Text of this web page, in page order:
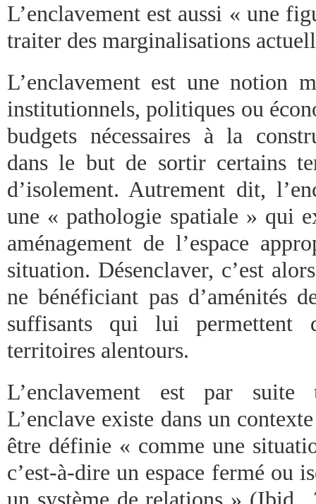
L’enclavement est aussi « une
traiter des marginalisations
L’enclavement est une notion
institutionnels, politiques ou
budgets nécessaires à la
dans le but de sortir certains
d’isolement. Autrement dit,
une « pathologie spatiale » qui
aménagement de l’espace
situation. Désenclaver, c’est
ne bénéficiant pas d’aménités
suffisants qui lui
territoires alentours.
L’enclavement est par suite
L’enclave existe dans un
être définie « comme une
c’est-à-dire un espace fermé ou